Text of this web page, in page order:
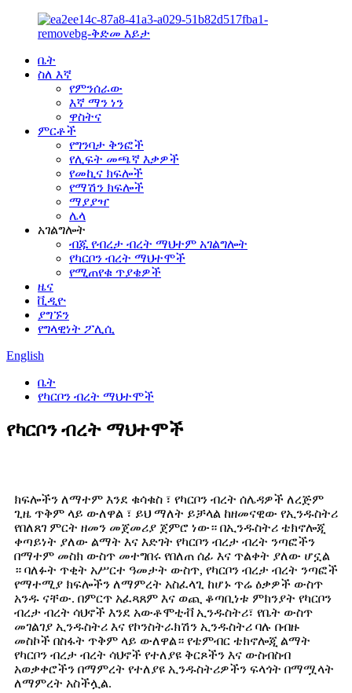
ቤት
ስለ እኛ
የምንሰራው
እኛ ማን ነን
ዋስትና
ምርቶች
የግንባታ ቅንፎች
የሊፍት መጫኛ እቃዎች
የመኪና ክፍሎች
የማሽን ክፍሎች
ማያያዣ
ሌላ
አገልግሎት
ብጁ የብረታ ብረት ማህተም አገልግሎት
የካርቦን ብረት ማህተሞች
የሚጠየቁ ጥያቄዎች
ዜና
ቪዲዮ
ያግኙን
የግላዊነት ፖሊሲ
English
ቤት
የካርቦን ብረት ማህተሞች
የካርቦን ብረት ማህተሞች
ክፍሎችን ለማተም እንደ ቁሳቁስ ፣ የካርቦን ብረት ሰሌዳዎች ለረጅም
ጊዜ ጥቅም ላይ ውለዋል ፣ ይህ ማለት ይቻላል ከዘመናዊው የኢንዱስትሪ
የበለጸገ ምርት ዘመን መጀመሪያ ጀምሮ ነው። በኢንዱስትሪ ቴክኖሎጂ
ቀጣይነት ያለው ልማት እና እድገት የካርቦን ብረታ ብረት ንጣፎችን
በማተም መስክ ውስጥ መተግበሩ የበለጠ ሰፊ እና ጥልቀት ያለው ሆኗል
። ባለፉት ጥቂት አሥርተ ዓመታት ውስጥ, የካርቦን ብረታ ብረት ንጣፎች
የማተሚያ ክፍሎችን ለማምረት አስፈላጊ ከሆኑ ጥሬ ዕቃዎች ውስጥ
አንዱ ናቸው. በምርጥ አፈጻጸም እና ወጪ ቆጣቢነቱ ምክንያት የካርቦን
ብረታ ብረት ሳህኖች እንደ አውቶሞቲቭ ኢንዱስትሪ፣ የቤት ውስጥ
መገልገያ ኢንዱስትሪ እና የኮንስትራክሽን ኢንዱስትሪ ባሉ በብዙ
መስኮች በስፋት ጥቅም ላይ ውለዋል። የቴምብር ቴክኖሎጂ ልማት
የካርቦን ብረታ ብረት ሳህኖች የተለያዩ ቅርጾችን እና ውስብስብ
አወቃቀሮችን በማምረት የተለያዩ ኢንዱስትሪዎችን ፍላጎት በማሟላት
ለማምረት አስችሏል.